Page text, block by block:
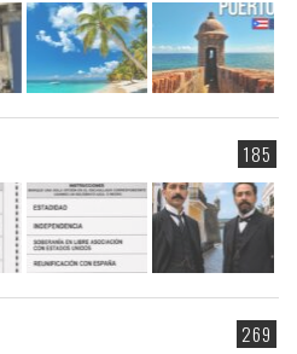
185
269